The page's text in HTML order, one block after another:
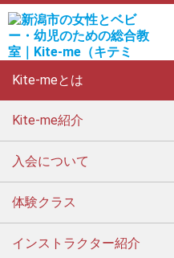
Kite-meとは
Kite-me紹介
入会について
体験クラス
インストラクター紹介